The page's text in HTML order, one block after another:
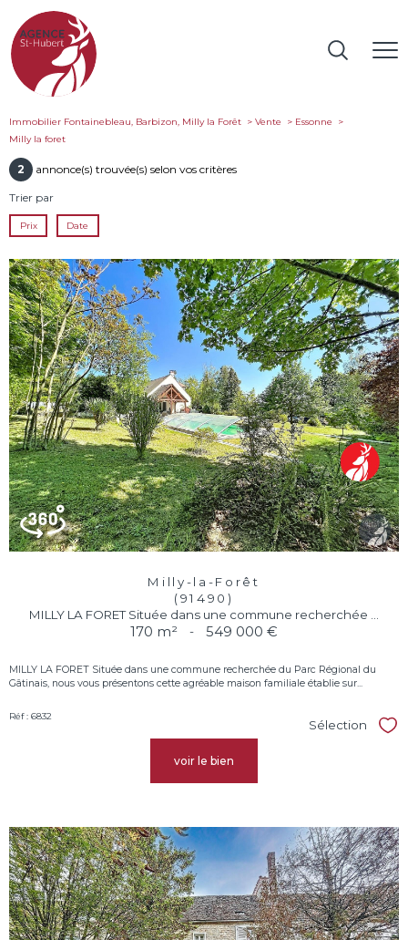
Immobilier Fontainebleau, Barbizon, Milly la Forêt Vente
Essonne
milly la foret
2 annonce(s) trouvée(s) selon vos critères
Trier par
Prix Date
Milly-la-Forêt
(91490)
MILLY LA FORET Située dans une commune recherchée ...
170 m² - 549 000 €
MILLY LA FORET Située dans une commune recherchée du Parc Régional du
Gâtinais, nous vous présentons cette agréable maison familiale établie sur...
Réf : 6832
Sélection
voir le bien